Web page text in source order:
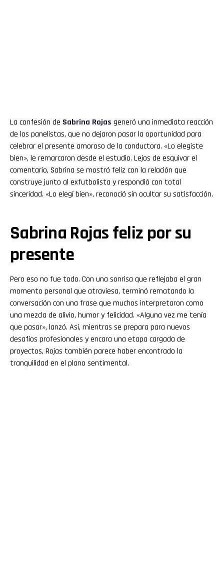
La confesión de Sabrina Rojas generó una inmediata reacción
de los panelistas, que no dejaron pasar la oportunidad para
celebrar el presente amoroso de la conductora. «Lo elegiste
bien», le remarcaron desde el estudio. Lejos de esquivar el
comentario, Sabrina se mostró feliz con la relación que
construye junto al exfutbolista y respondió con total
sinceridad. «Lo elegí bien», reconoció sin ocultar su satisfacción.
Sabrina Rojas feliz por su
presente
Pero eso no fue todo. Con una sonrisa que reflejaba el gran
momento personal que atraviesa, terminó rematando la
conversación con una frase que muchos interpretaron como
una mezcla de alivio, humor y felicidad. «Alguna vez me tenía
que pasar», lanzó. Así, mientras se prepara para nuevos
desafíos profesionales y encara una etapa cargada de
proyectos, Rojas también parece haber encontrado la
tranquilidad en el plano sentimental.